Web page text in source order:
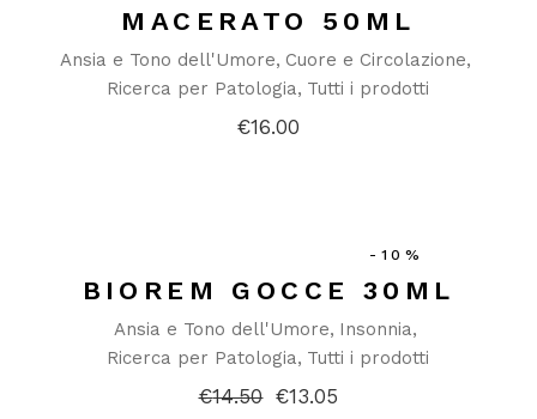
MACERATO 50ML
Ansia e Tono dell'Umore Cuore e Circolazione
Ricerca per Patologia Tutti i prodotti
€16.00
-10%
BIOREM GOCCE 30ML
Ansia e Tono dell'Umore Insonnia
Ricerca per Patologia Tutti i prodotti
€14.50 Il€13.05
Il